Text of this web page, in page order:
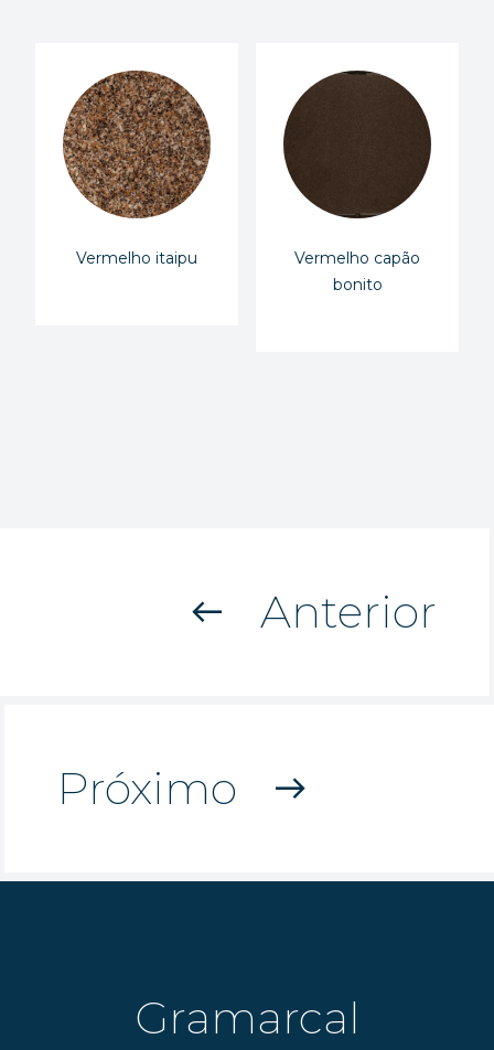
Vermelho itaipu
Vermelho capão
bonito
west Anterior
Próximo east
Gramarcal